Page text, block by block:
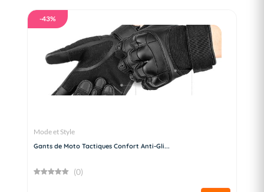
-43%
Mode et Style
Gants de Moto Tactiques Confort Anti-Gli...
(0)